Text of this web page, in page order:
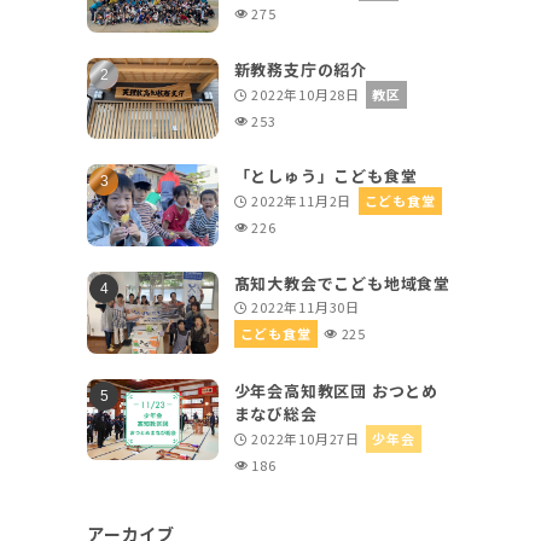
275
新教務支庁の紹介
2022年10月28日
教区
253
「としゅう」こども食堂
2022年11月2日
こども食堂
226
髙知大教会でこども地域食堂
2022年11月30日
こども食堂
225
少年会高知教区団 おつとめ
まなび総会
2022年10月27日
少年会
186
アーカイブ